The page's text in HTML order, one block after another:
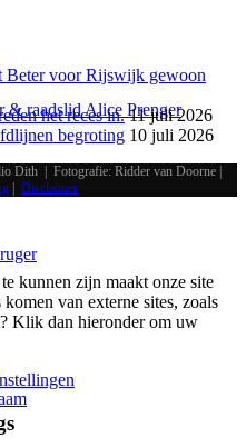
& raadslid Alice Prenger
Beter voor Rijswijk gewoon
het reces in. 11 juli 2026
begroting 10 juli 2026
Dith | Fotografie: Ridder van Doorne |
Disclaimer
kunnen zijn maakt onze site
van externe sites, zoals
Klik dan hieronder om uw